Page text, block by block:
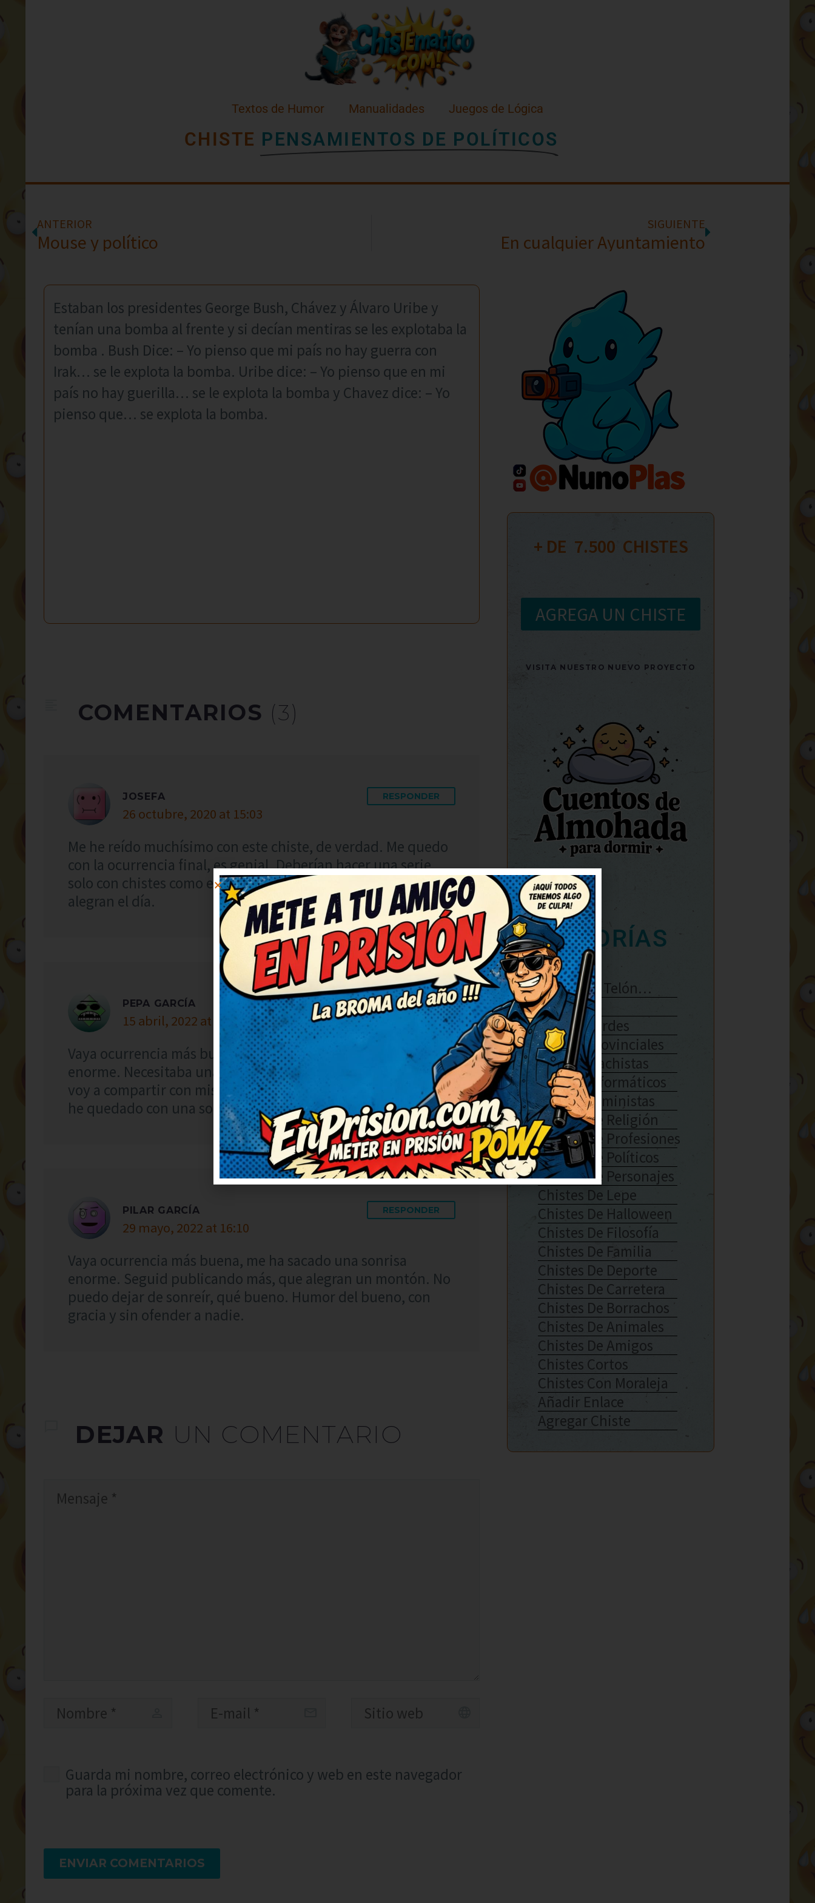
Textos de Humor Manualidades Juegos de Lógica
CHISTE PENSAMIENTOS DE POLÍTICOS
ANTERIOR
Mouse y político
SIGUIENTE
En cualquier Ayuntamiento
Estaban los presidentes George Bush, Chávez y Álvaro Uribe y
tenían una bomba al frente y si decían mentiras se les explotaba la
bomba . Bush Dice: – Yo pienso que mi país no hay guerra con
Irak… se le explota la bomba. Uribe dice: – Yo pienso que en mi
país no hay guerilla… se le explota la bomba y Chavez dice: – Yo
pienso que… se explota la bomba.
COMENTARIOS (3)
JOSEFA
26 octubre, 2020 at 15:03
RESPONDER
Me he reído muchísimo con este chiste, de verdad. Me quedo
con la ocurrencia final, es genial. Deberían hacer una serie
solo con chistes como este. ¡Más de estos, por favor! Me
alegran el día.
PEPA GARCÍA
15 abril, 2022 at 1:06
RESPONDER
Vaya ocurrencia más buena, me ha sacado una sonrisa
enorme. Necesitaba una risa así, gracias por publicarlo. Lo
voy a compartir con mis amigos para que se rían también. Me
he quedado con una sonrisa tonta, ¡genial!
PILAR GARCÍA
29 mayo, 2022 at 16:10
RESPONDER
Vaya ocurrencia más buena, me ha sacado una sonrisa
enorme. Seguid publicando más, que alegran un montón. No
puedo dejar de sonreír, qué bueno. Humor del bueno, con
gracia y sin ofender a nadie.
DEJAR UN COMENTARIO
Guarda mi nombre, correo electrónico y web en este navegador
para la próxima vez que comente.
ENVIAR COMENTARIOS
+ DE 7.500
  CHISTES
AGREGA UN CHISTE
VISITA NUESTRO NUEVO PROYECTO
CATEGORÍAS
Se Abre El Telón…
Enlaces
Chistes Verdes
Chistes Provinciales
Chistes Machistas
Chistes Informáticos
Chistes Feministas
Chistes De Religión
Chistes De Profesiones
Chistes De Políticos
Chistes De Personajes
Chistes De Lepe
Chistes De Halloween
Chistes De Filosofía
Chistes De Familia
Chistes De Deporte
Chistes De Carretera
Chistes De Borrachos
Chistes De Animales
Chistes De Amigos
Chistes Cortos
Chistes Con Moraleja
Añadir Enlace
Agregar Chiste